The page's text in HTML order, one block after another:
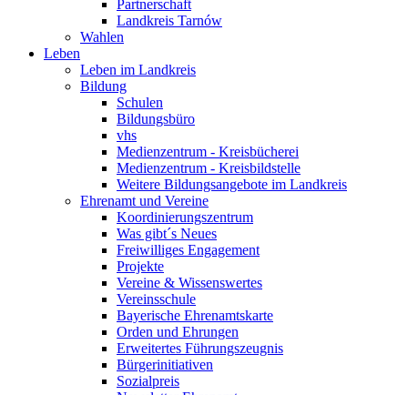
Partnerschaft
Landkreis Tarnów
Wahlen
Leben
Leben im Landkreis
Bildung
Schulen
Bildungsbüro
vhs
Medienzentrum - Kreisbücherei
Medienzentrum - Kreisbildstelle
Weitere Bildungsangebote im Landkreis
Ehrenamt und Vereine
Koordinierungszentrum
Was gibt´s Neues
Freiwilliges Engagement
Projekte
Vereine & Wissenswertes
Vereinsschule
Bayerische Ehrenamtskarte
Orden und Ehrungen
Erweitertes Führungszeugnis
Bürgerinitiativen
Sozialpreis